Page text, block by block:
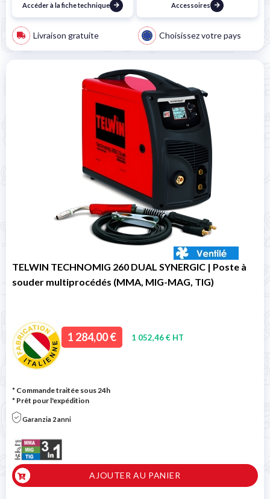
Accéder à la fiche technique Accessoires
Livraison gratuite Choisissez votre pays
TELWIN TECHNOMIG 260 DUAL SYNERGIC | Poste à
souder multiprocédés (MMA, MIG-MAG, TIG)
1 284,00 € 1 052,46 € HT
* Commande traitée sous 24h
* Prêt pour l'expédition
Garanzia 2 anni
AJOUTER AU PANIER